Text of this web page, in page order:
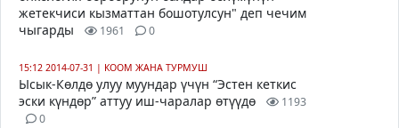
жетекчиси кызматтан бошотулсун" деп чечим
чыгарды
1961 0
15:12 2014-07-31 | КООМ ЖАНА ТУРМУШ
Ысык-Көлдө улуу муундар үчүн “Эстен кеткис
эски күндөр” аттуу иш-чаралар өтүүдө
1193
0